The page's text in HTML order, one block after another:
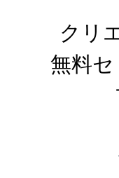
クリ
無料